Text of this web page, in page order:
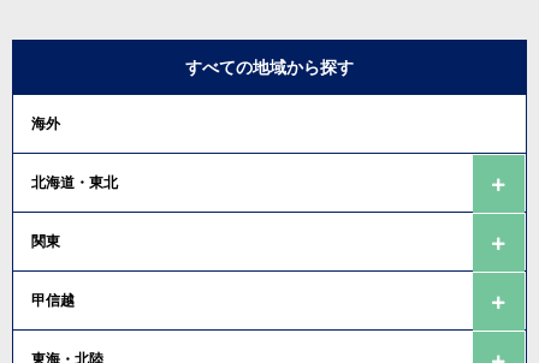
すべての地域から探す
海外
北海道・東北
関東
甲信越
東海・北陸